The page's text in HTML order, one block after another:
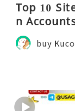
Top 10
n
buy